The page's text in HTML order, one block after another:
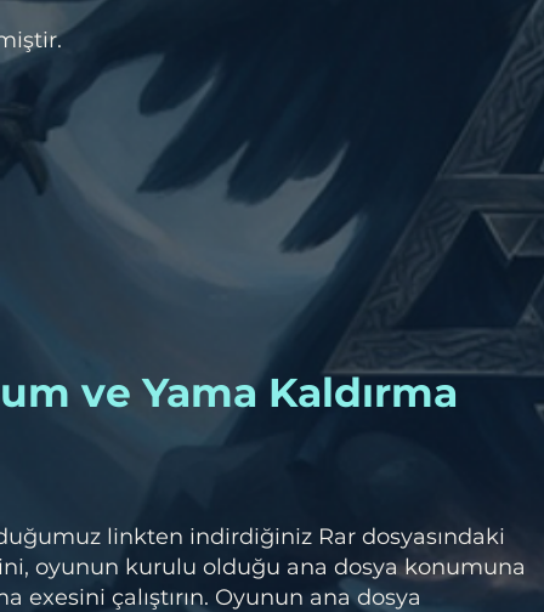
ve Yama Kaldırma
linkten indirdiğiniz Rar dosyasındaki
oyunun kurulu olduğu ana dosya konumuna
exesini çalıştırın. Oyunun ana dosya